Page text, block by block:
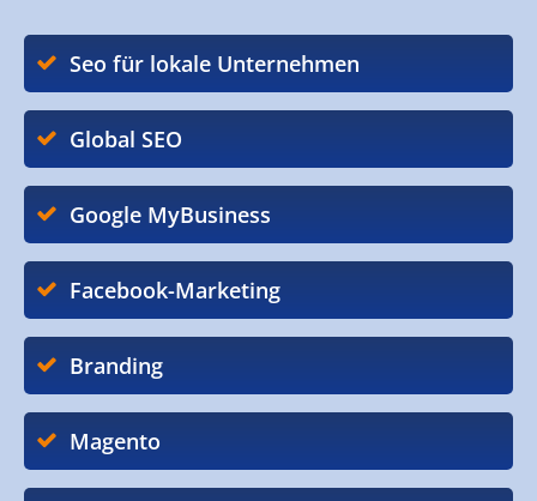
Seo für lokale Unternehmen
Global SEO
Google MyBusiness
Facebook-Marketing
Branding
Magento